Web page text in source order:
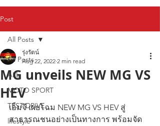
Post
All Posts
ALL
MOTO SPORT
TEST DRIVE
lifestyle
All Posts
MG unveils NEW MG VS
HEV
รุ่งรัตน์
Aug 22, 2022 2 min read
เอ็มจี เผยโฉม NEW MG VS HEV สู่
สาธารณชนอย่างเป็นทางการ พร้อมจัด